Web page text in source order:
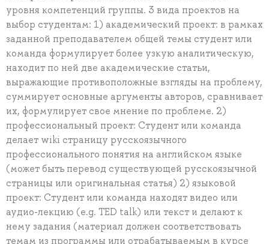
уровня компетенций группы. 3 вида проектов на
выбор студентам: 1) академический проект: в рамках
заданной преподавателем общей темы студент или
команда формулирует более узкую аналитическую,
находит по ней две академические статьи,
выражающие противоположные взгляды на проблему,
суммирует основные аргументы авторов, сравнивает
их, формулирует свое мнение по проблеме. 2)
профессиональный проект: Студент или команда
делает wiki страницу русскоязычного
профессионального понятия на английском языке
(может быть перевод существующей русскоязычной
страницы или оригинальная статья) 2) языковой
проект: Студент или команда находят видео или
аудио-лекцию (e.g. TED talk) или текст и делают к
нему задания (материал должен соответствовать
темам из программы или отрабатываемым в курсе